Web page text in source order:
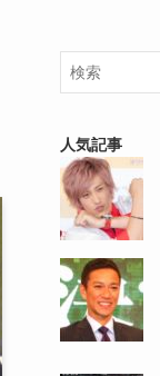
人気記事